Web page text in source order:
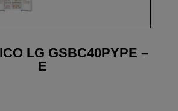
LG GSBC40PYPE –
E